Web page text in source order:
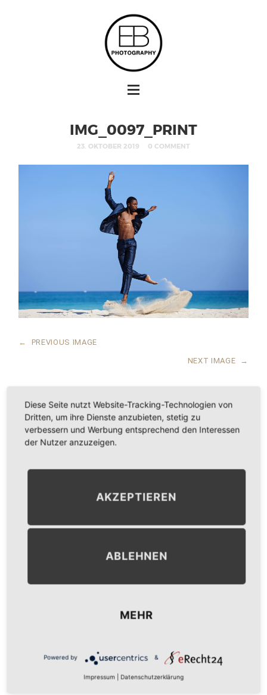
IMG_0097_PRINT
23. OKTOBER 2019 0 COMMENT
← PREVIOUS IMAGE
NEXT IMAGE →
LEAVE A COMMENT
E-MAIL-ADRESSE
Diese Seite nutzt Website-Tracking-Technologien von
Dritten, um ihre Dienste anzubieten, stetig zu
verbessern und Werbung entsprechend den Interessen
der Nutzer anzuzeigen.
AKZEPTIEREN
ABLEHNEN
MEHR
Powered by &
Impressum Datenschutzerklärung